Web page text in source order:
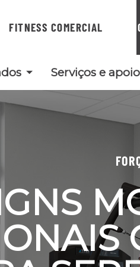
FITNESS COMERCIAL
Serviços e apoio